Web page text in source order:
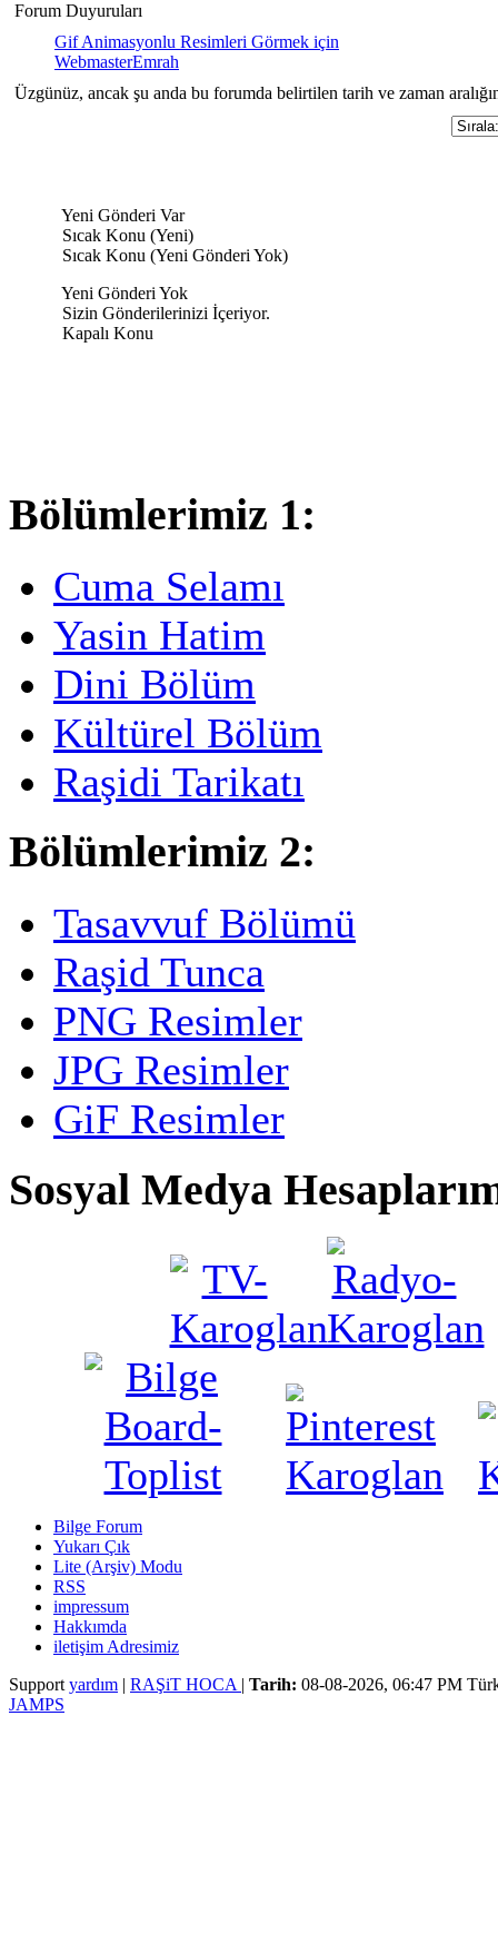
Forum Duyuruları
Gif Animasyonlu Resimleri Görmek için
WebmasterEmrah
Üzgünüz, ancak şu anda bu forumda belirtilen tarih ve zaman
Yeni Gönderi Var
Sıcak Konu (Yeni)
Sıcak Konu (Yeni Gönderi Yok)
Yeni Gönderi Yok
Sizin Gönderilerinizi İçeriyor.
Kapalı Konu
Bölümlerimiz 1:
Cuma Selamı
Yasin Hatim
Dini Bölüm
Kültürel Bölüm
Raşidi Tarikatı
Bölümlerimiz 2:
Tasavvuf Bölümü
Raşid Tunca
PNG Resimler
JPG Resimler
GiF Resimler
Sosyal Medya
Bilge Forum
Yukarı Çık
Lite (Arşiv) Modu
RSS
impressum
Hakkımda
iletişim Adresimiz
Support yardım | RAŞiT HOCA | Tarih: 08-08-2026, 06:47 PM
JAMPS